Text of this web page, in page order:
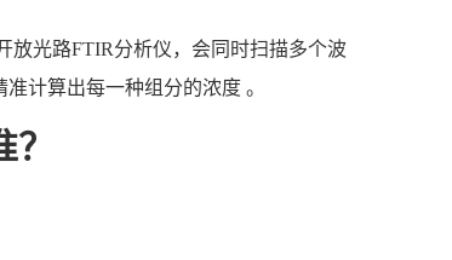
放光路FTIR分析仪，会同时扫描多个波
计算出每一种组分的浓度 。